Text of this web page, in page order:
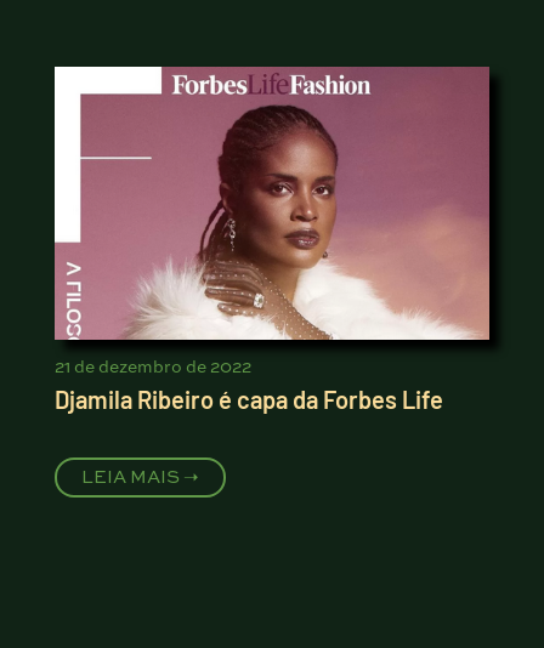
21 de dezembro de 2022
Djamila Ribeiro é capa da Forbes Life
LEIA MAIS ➝